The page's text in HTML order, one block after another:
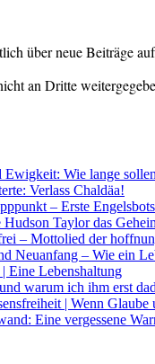
über neue Beiträge
an Dritte
Ewigkeit: Wie lange
Verlass Chaldäa!
– Erste
Taylor das
– Mottolied der
Neuanfang – Wie ein
Eine Lebenshaltung
warum ich ihm erst
| Wenn Glaube
Eine vergessene